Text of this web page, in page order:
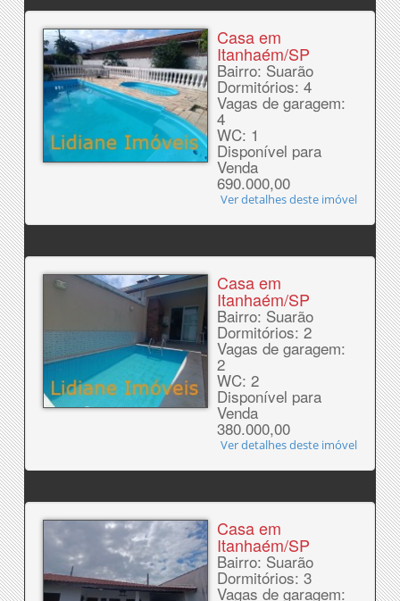
Casa em
Itanhaém/SP
Bairro: Suarão
Dormitórios: 4
Vagas de garagem:
4
WC: 1
Disponível para
Venda
690.000,00
Ver detalhes deste imóvel
Casa em
Itanhaém/SP
Bairro: Suarão
Dormitórios: 2
Vagas de garagem:
2
WC: 2
Disponível para
Venda
380.000,00
Ver detalhes deste imóvel
Casa em
Itanhaém/SP
Bairro: Suarão
Dormitórios: 3
Vagas de garagem: